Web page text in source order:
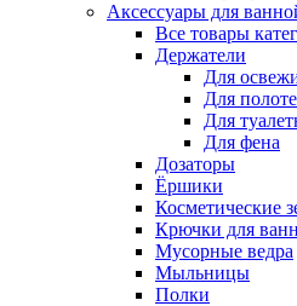
Аксессуары для
Все товары
Держатели
Для
Для
Для
Для фена
Дозаторы
Ёршики
Косметические
Крючки для
Мусорные ведра
Мыльницы
Полки